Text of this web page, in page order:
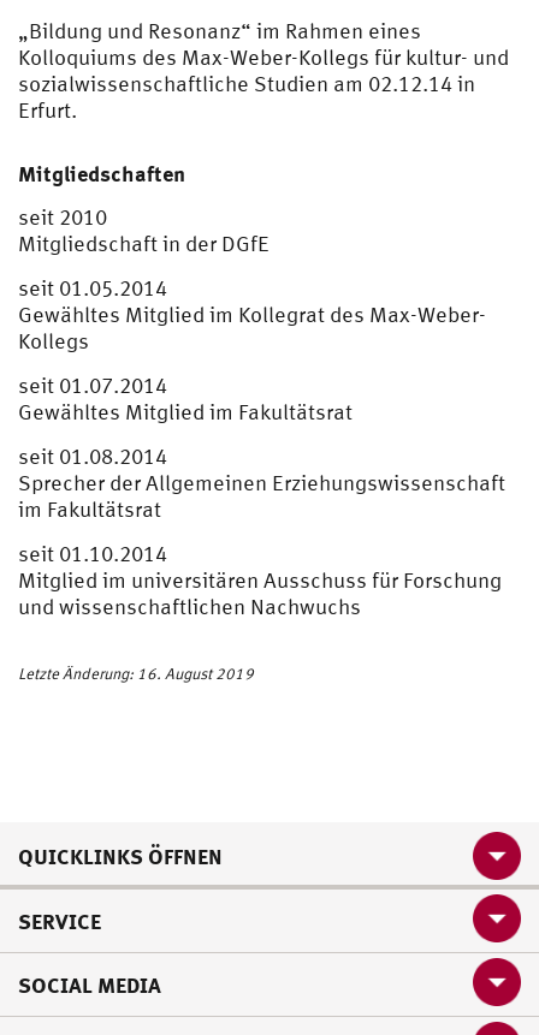
„Bildung und Resonanz“ im Rahmen eines
Kolloquiums des Max-Weber-Kollegs für kultur- und
sozialwissenschaftliche Studien am 02.12.14 in
Erfurt.
Mitgliedschaften
seit 2010
Mitgliedschaft in der DGfE
seit 01.05.2014
Gewähltes Mitglied im Kollegrat des Max-Weber-
Kollegs
seit 01.07.2014
Gewähltes Mitglied im Fakultätsrat
seit 01.08.2014
Sprecher der Allgemeinen Erziehungswissenschaft
im Fakultätsrat
seit 01.10.2014
Mitglied im universitären Ausschuss für Forschung
und wissenschaftlichen Nachwuchs
Letzte Änderung: 16. August 2019
QUICKLINKS ÖFFNEN
SERVICE
SOCIAL MEDIA